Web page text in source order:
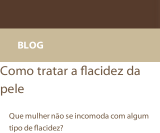
BLOG
Como tratar a flacidez da
pele
Que mulher não se incomoda com algum
tipo de flacidez?